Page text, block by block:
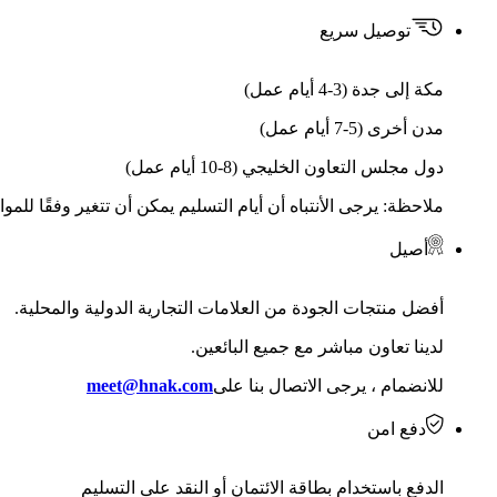
توصيل سريع
مكة إلى جدة (3-4 أيام عمل)
مدن أخرى (5-7 أيام عمل)
دول مجلس التعاون الخليجي (8-10 أيام عمل)
ملاحظة: يرجى الأنتباه أن أيام التسليم يمكن أن تتغير وفقًا
أصيل
أفضل منتجات الجودة من العلامات التجارية الدولية والمحلية.
لدينا تعاون مباشر مع جميع البائعين.
للانضمام ، يرجى الاتصال بنا علىmeet@hnak.com
دفع امن
الدفع باستخدام بطاقة الائتمان أو النقد على التسليم